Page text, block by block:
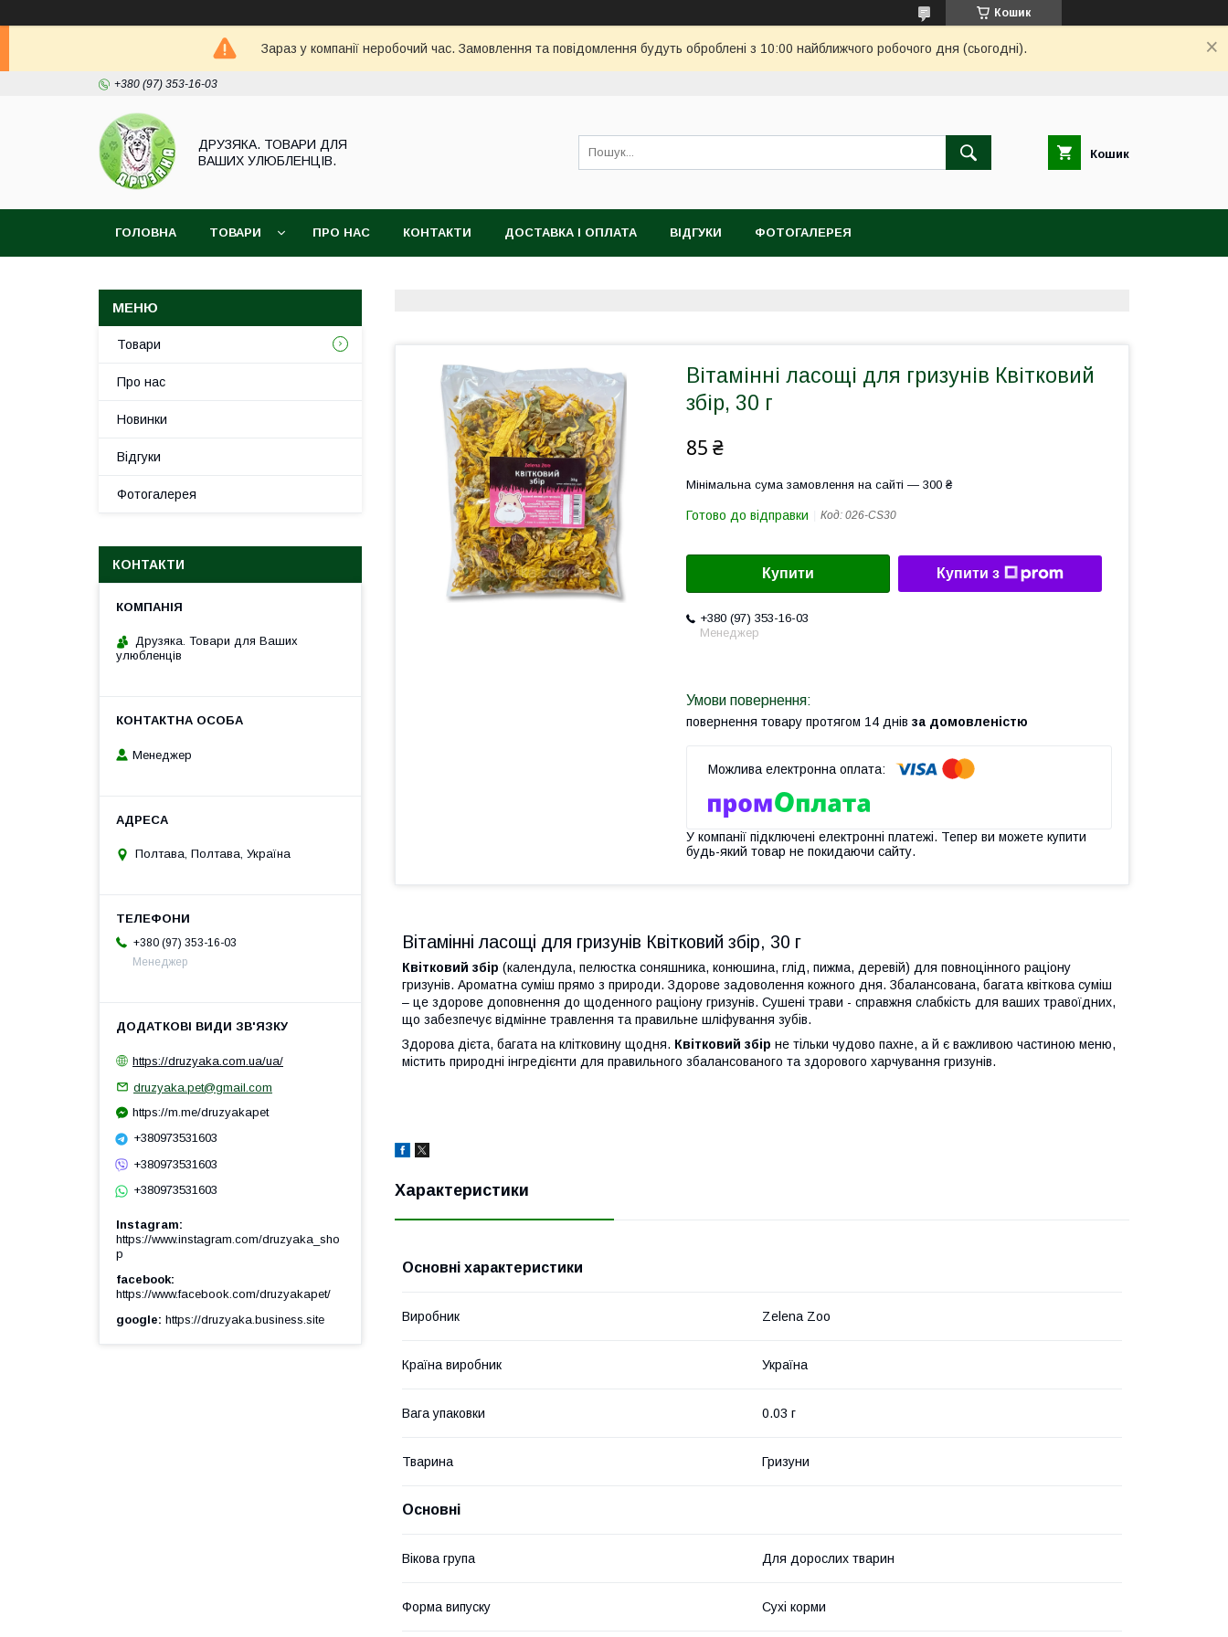
Кошик
Зараз у компанії неробочий час. Замовлення та повідомлення будуть оброблені з 10:00 найближчого робочого дня (сьогодні).
+380 (97) 353-16-03
ДРУЗЯКА. ТОВАРИ ДЛЯ
ВАШИХ УЛЮБЛЕНЦІВ.
Кошик
ГОЛОВНА ТОВАРИ ПРО НАС КОНТАКТИ ДОСТАВКА І ОПЛАТА ВІДГУКИ ФОТОГАЛЕРЕЯ
Вітамінні ласощі для гризунів Квітковий
збір, 30 г
85 ₴
Мінімальна сума замовлення на сайті — 300 ₴
Готово до відправки Код: 026-CS30
Купити Купити з
+380 (97) 353-16-03
Менеджер
повернення товару протягом 14 днів за домовленістю
У компанії підключені електронні платежі. Тепер ви можете купити
будь-який товар не покидаючи сайту.
Вітамінні ласощі для гризунів Квітковий збір, 30 г
Квітковий збір (календула, пелюстка соняшника, конюшина, глід, пижма, деревій) для повноцінного раціону
гризунів. Ароматна суміш прямо з природи. Здорове задоволення кожного дня. Збалансована, багата квіткова суміш
– це здорове доповнення до щоденного раціону гризунів. Сушені трави - справжня слабкість для ваших травоїдних,
що забезпечує відмінне травлення та правильне шліфування зубів.
Здорова дієта, багата на клітковину щодня. Квітковий збір не тільки чудово пахне, а й є важливою частиною меню,
містить природні інгредієнти для правильного збалансованого та здорового харчування гризунів.
Характеристики
Основні характеристики
Виробник Zelena Zoo
Країна виробник Україна
Вага упаковки 0.03 г
Тварина Гризуни
Основні
Вікова група Для дорослих тварин
Форма випуску Сухі корми
Товари
Про нас
Новинки
Відгуки
Фотогалерея
КОНТАКТИ
Друзяка. Товари для Ваших
улюбленців
Менеджер
Полтава, Полтава, Україна
+380 (97) 353-16-03
Менеджер
https://druzyaka.com.ua/ua/
druzyaka.pet@gmail.com
https://m.me/druzyakapet
+380973531603
+380973531603
+380973531603
Instagram
https://www.instagram.com/druzyaka_sho
p
facebook
https://www.facebook.com/druzyakapet/
google https://druzyaka.business.site